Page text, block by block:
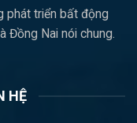
phát triển bất động
Đồng Nai nói chung.
HỆ